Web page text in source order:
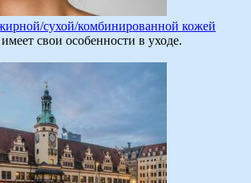
сухой/комбинированной кожей
свои особенности в уходе.